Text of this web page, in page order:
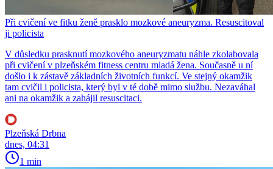
Při cvičení ve fitku ženě prasklo mozkové aneuryzma. Resuscitoval
ji policista
V důsledku prasknutí mozkového aneuryzmatu náhle zkolabovala
při cvičení v plzeňském fitness centru mladá žena. Současně u ní
došlo i k zástavě základních životních funkcí. Ve stejný okamžik
tam cvičil i policista, který byl v té době mimo službu. Nezaváhal
ani na okamžik a zahájil resuscitaci.
Plzeňská Drbna
dnes, 04:31
1 min